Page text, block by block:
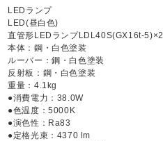
LEDランプ
LED(昼白色)
直管形LEDランプLDL40S(GX16t-5)×2
本体：鋼・白色塗装
ルーバー：鋼・白色塗装
反射板：鋼・白色塗装
重量：4.1kg
●消費電力：38.0W
●色温度：5000K
●演色性：Ra83
●定格光束：4370 lm